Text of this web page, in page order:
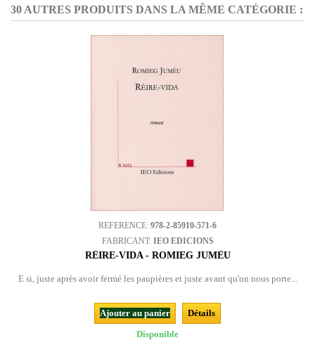
30 AUTRES PRODUITS DANS LA MÊME CATÉGORIE :
REFERENCE: 978-2-85910-571-6
FABRICANT: IEO EDICIONS
RÈIRE-VIDA - ROMIEG JUMÈU
E si, juste après avoir fermé les paupières et juste avant qu'on nous porte...
Ajouter au panier
Détails
Disponible